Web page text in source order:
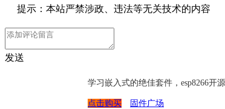
提示：本站严禁涉政、违法等无关技术的内容
发送
学习嵌入式的绝佳套件，esp8266开
点击购买 固件广场